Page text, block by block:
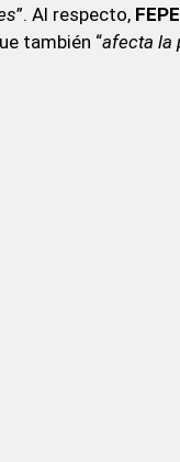
”. Al respecto,
también “afecta la